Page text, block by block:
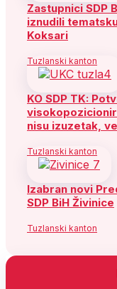
Zastupnici SDP
iznudili
Koksari
Tuzlanski kanton
KO SDP TK:
nisu izuzetak,
Tuzlanski kanton
Izabran novi
SDP BiH Živinice
Tuzlanski kanton